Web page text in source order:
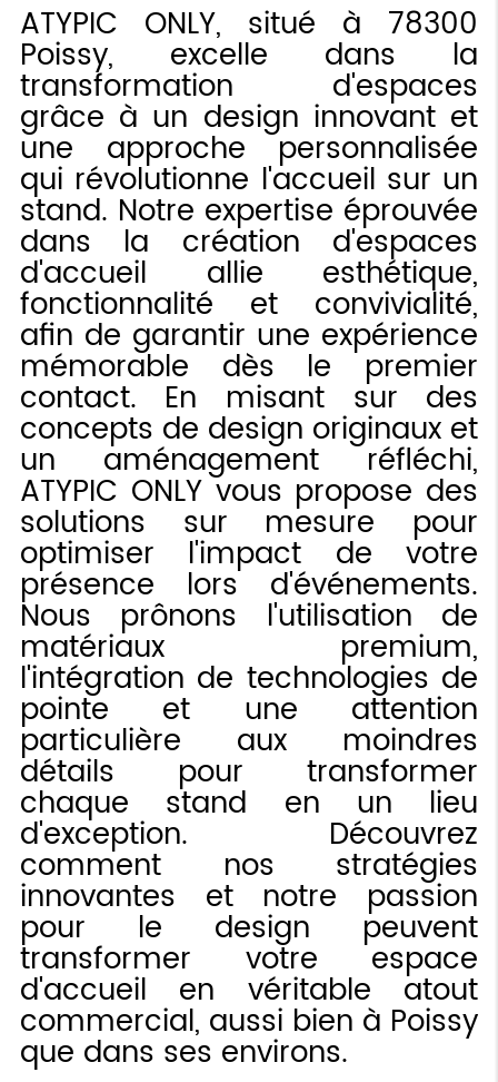
ATYPIC ONLY, situé à 78300
Poissy, excelle dans la
transformation d'espaces
grâce à un design innovant et
une approche personnalisée
qui révolutionne l'accueil sur un
stand. Notre expertise éprouvée
dans la création d'espaces
d'accueil allie esthétique,
fonctionnalité et convivialité,
afin de garantir une expérience
mémorable dès le premier
contact. En misant sur des
concepts de design originaux et
un aménagement réfléchi,
ATYPIC ONLY vous propose des
solutions sur mesure pour
optimiser l'impact de votre
présence lors d'événements.
Nous prônons l'utilisation de
matériaux premium,
l'intégration de technologies de
pointe et une attention
particulière aux moindres
détails pour transformer
chaque stand en un lieu
d'exception. Découvrez
comment nos stratégies
innovantes et notre passion
pour le design peuvent
transformer votre espace
d'accueil en véritable atout
commercial, aussi bien à Poissy
que dans ses environs.